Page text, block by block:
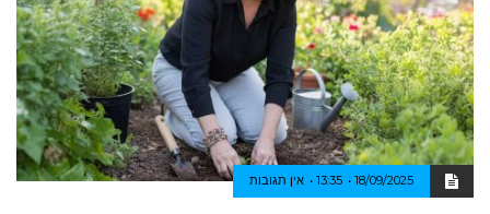
18/09/2025
13:35 אין תגובות